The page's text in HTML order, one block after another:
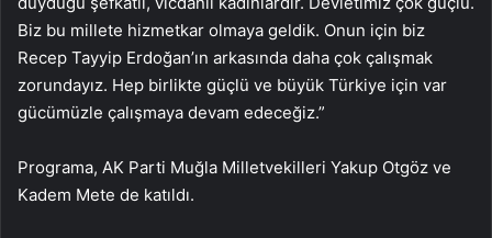
Biz bu millete hizmetkar olmaya geldik. Onun için biz
Recep Tayyip Erdoğan’ın arkasında daha çok çalışmak
zorundayız. Hep birlikte güçlü ve büyük Türkiye için var
gücümüzle çalışmaya devam edeceğiz.”
Programa, AK Parti Muğla Milletvekilleri Yakup Otgöz ve
Kadem Mete de katıldı.